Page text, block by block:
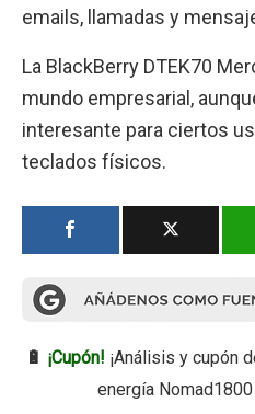
emails, llamadas y
La BlackBerry DTEK70
mundo empresarial,
interesante para ciertos
teclados físicos.
🔋 ¡Cupón! ¡Análisis y cupón
energía Nomad1800